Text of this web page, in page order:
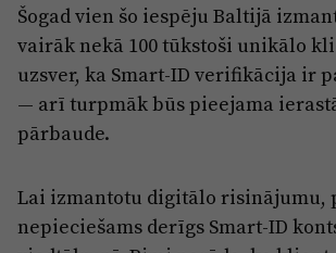
Šogad vien šo iespēju Baltijā
vairāk nekā 100 tūkstoši unikālo
uzsver, ka Smart-ID verifikācija ir
— arī turpmāk būs pieejama
pārbaude.
Lai izmantotu digitālo risinājumu,
nepieciešams derīgs Smart-ID